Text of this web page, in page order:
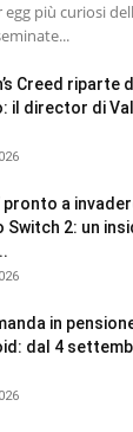
egg più curiosi
Creed riparte
il director di
pronto a
Switch 2: un
in
dal 4